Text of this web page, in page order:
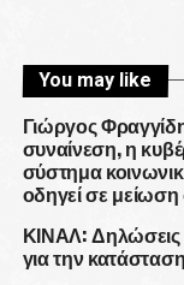
You may like
Γιώργος
συναίνεση, η
σύστημα
οδηγεί σε
ΚΙΝΑΛ:
για την